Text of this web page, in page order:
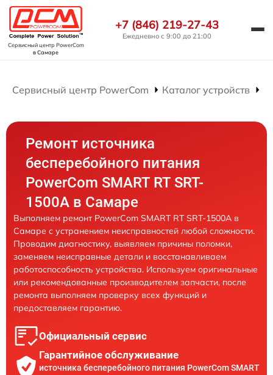
Сервисный центр PowerCom
в Самаре
+7 (846) 219-27-43
Ежедневно с 9:00 до 21:00
Сервисный центр PowerCom Каталог устройств
Ремонт источника
бесперебойного питания
PowerCom SMART RT SRT-
1500A в Самаре
Выполняем ремонт PowerCom SMART RT SRT-1500A в
Самаре с устранением неисправностей любой сложности.
Проводим диагностику, выявляем причины поломки,
заменяем неисправные детали и восстанавливаем
работоспособность устройства. Используем оригинальные
или рекомендованные производителем запчасти, после
ремонта выполняем проверку всех функций и
предоставляем гарантию.
Официальный сервис
Гарантийное обслуживание
источника бесперебойного питания PowerCom SMART